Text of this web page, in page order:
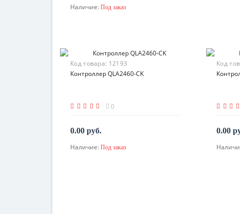
По запросу
Наличие: Под заказ
Код товара: 12193
Контроллер QLA2460-CK
0
0.00 руб.
По запросу
Наличие: Под заказ
Код
0.00